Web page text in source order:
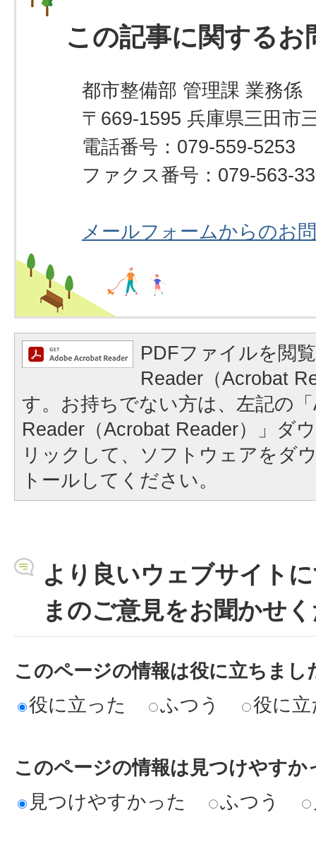
この記事に関するお
都市整備部 管理課 業務係
〒669-1595 兵庫県三田市
電話番号：079-559-5253
ファクス番号：079-563-
メールフォームからのお
PDFファイルを閲
Reader（Acrobat
す。お持ちでない方は、左記の
Reader（Acrobat Reader）」ダ
リックして、ソフトウェアをダ
トールしてください。
より良いウェブサイト
まのご意見をお聞かせ
このページの情報は役に立ちまし
役に立った
ふつう 役に
このページの情報は見つけやすか
見つけやすかった
ふつう